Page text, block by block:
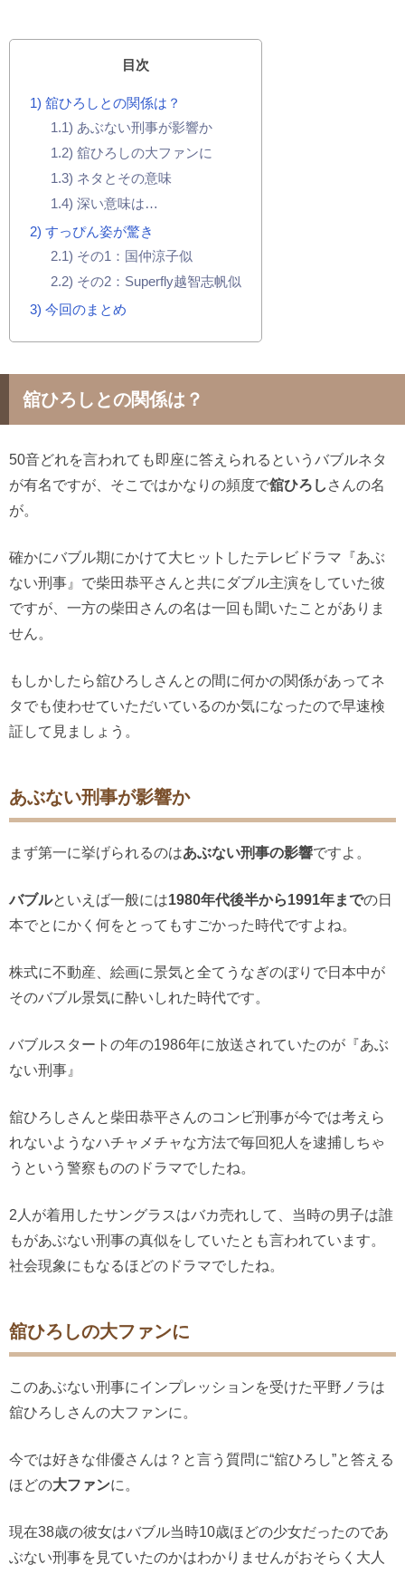
目次
1 舘ひろしとの関係は？
1.1
あぶない刑事が影響か
1.2 舘ひろしの大ファンに
1.3
ネタとその意味
1.4 深い意味は…
2 すっぴん姿が驚き
2.1
その1：国仲涼子似
2.2
その2：Superfly越智志帆似
3 今回のまとめ
舘ひろしとの関係は？
50音どれを言われても即座に答えられるというバブルネタ
が有名ですが、そこではかなりの頻度で舘ひろし さんの名
が。
確かにバブル期にかけて大ヒットしたテレビドラマ『あぶ
ない刑事』で柴田恭平さんと共にダブル主演をしていた彼
ですが、一方の柴田さんの名は一回も聞いたことがありま
せん。
もしかしたら舘ひろしさんとの間に何かの関係があってネ
タでも使わせていただいているのか気になったので早速検
証して見ましょう。
あぶない刑事が影響か
まず第一に挙げられるのはあぶない刑事の影響ですよ。
バブルといえば一般には1980年代後半から1991年までの日
本でとにかく何をとってもすごかった時代ですよね。
株式に不動産、絵画に景気と全てうなぎのぼりで日本中が
そのバブル景気に酔いしれた時代です。
バブルスタートの年の1986年に放送されていたのが『あぶ
ない刑事』
舘ひろしさんと柴田恭平さんのコンビ刑事が今では考えら
れないようなハチャメチャな方法で毎回犯人を逮捕しちゃ
うという警察もののドラマでしたね。
2人が着用したサングラスはバカ売れして、当時の男子は誰
もがあぶない刑事の真似をしていたとも言われています。
社会現象にもなるほどのドラマでしたね。
舘ひろしの大ファンに
このあぶない刑事にインプレッションを受けた平野ノラは
舘ひろしさんの大ファンに。
今では好きな俳優さんは？と言う質問に“舘ひろし”と答える
ほどの大ファンに。
現在38歳の彼女はバブル当時10歳ほどの少女だったのであ
ぶない刑事を見ていたのかはわかりませんがおそらく大人